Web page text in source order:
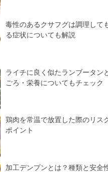
毒性のあるクサフグは調理して
る症状についても解説
ライチに良く似たランブータン
ごろ・栄養についてもチェック
鶏肉を常温で放置した際のリス
ポイント
加工デンプンとは？種類と安全